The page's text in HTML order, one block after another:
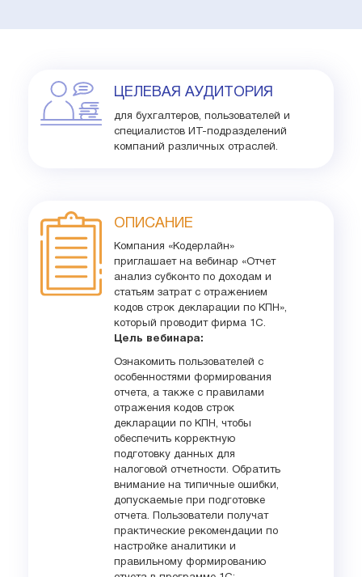
ЦЕЛЕВАЯ АУДИТОРИЯ
для бухгалтеров, пользователей и
специалистов ИТ-подразделений
компаний различных отраслей.
ОПИСАНИЕ
Компания «Кодерлайн»
приглашает на вебинар «Отчет
анализ субконто по доходам и
статьям затрат с отражением
кодов строк декларации по КПН»,
который проводит фирма 1С.
Цель вебинара:
Ознакомить пользователей с
особенностями формирования
отчета, а также с правилами
отражения кодов строк
декларации по КПН, чтобы
обеспечить корректную
подготовку данных для
налоговой отчетности. Обратить
внимание на типичные ошибки,
допускаемые при подготовке
отчета. Пользователи получат
практические рекомендации по
настройке аналитики и
правильному формированию